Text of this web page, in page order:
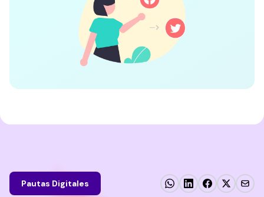
Pautas Digitales